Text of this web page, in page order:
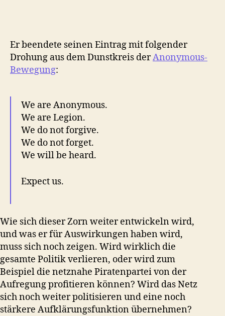
Er beendete seinen Eintrag mit folgender
Drohung aus dem Dunstkreis derAnonymous-
Bewegung:
We are Anonymous.
We are Legion.
We do not forgive.
We do not forget.
We will be heard.
Expect us.
Wie sich dieser Zorn weiter entwickeln wird,
und was er für Auswirkungen haben wird,
muss sich noch zeigen. Wird wirklich die
gesamte Politik verlieren, oder wird zum
Beispiel die netznahe Piratenpartei von der
Aufregung profitieren können? Wird das Netz
sich noch weiter politisieren und eine noch
stärkere Aufklärungsfunktion übernehmen?